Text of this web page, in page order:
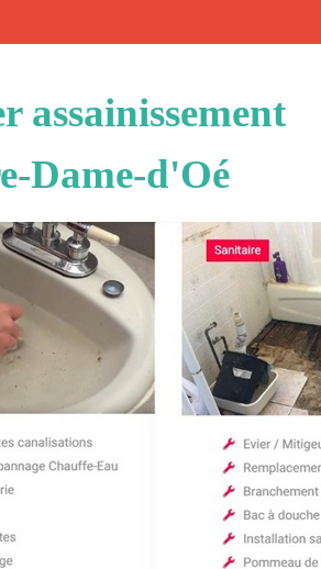
assainissement
Dame-d'Oé